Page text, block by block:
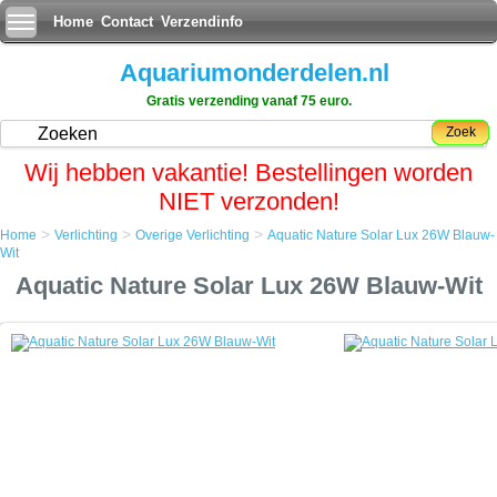
Home Contact Verzendinfo
Aquariumonderdelen.nl
Gratis verzending vanaf 75 euro.
Zoek
Wij hebben vakantie! Bestellingen worden
NIET verzonden!
Overige Verlichting
Home > Verlichting > Overige Verlichting > Aquatic Nature Solar Lux 26W Blauw-
Wit
Aquatic Nature Solar Lux 26W Blauw-Wit